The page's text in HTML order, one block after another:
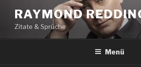
Inhalt
springen
RAYMOND
Zitate & Sprüche
Menü